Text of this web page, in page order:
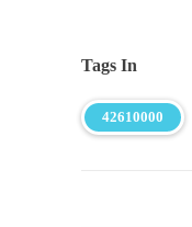
Tags In
42610000